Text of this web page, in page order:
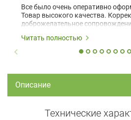
Все было очень оперативно
Товар высокого качества.
доброжелательное
Читать полностью
Описание
Технические